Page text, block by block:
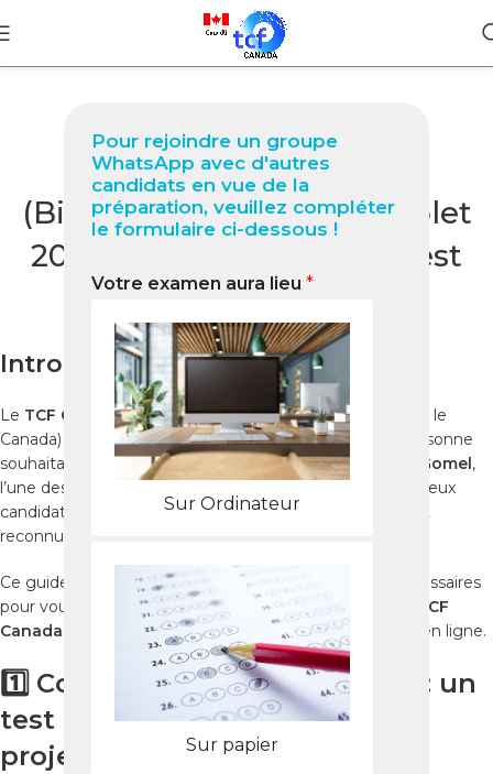
Pour rejoindre un groupe
WhatsApp avec d'autres
candidats en vue de la
préparation, veuillez compléter
le formulaire ci-dessous !
Votre examen aura lieu *
Sur Ordinateur
Sur papier
BLOG
TCF Canada à Gomel
(Biélorussie) : Guide complet
2025 pour réussir votre test
NabilOn décembre 8, 2025
Introduction
Le TCF Canada(Test de Connaissance du Français pour le
Canada) est un examen officiel essentiel pour toute personne
souhaitant immigrer, étudier ou travailler au Canada. À
Gomel ,
l’une des plus grandes villes de la
, de nombreux
candidats choisissent de se préparer pour passer ce test
reconnu internationalement.
Ce guide 2025 vous fournit toutes les informations nécessaires
pour vous inscrire, préparer vos épreuves et réussir le TCF
Canada grâce aux meilleures méthodes et ressources en ligne.
1️⃣ Comprendre le TCF Canada : un
test indispensable pour votre
projet